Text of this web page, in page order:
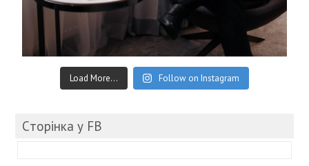
Load More... Follow on Instagram
Cторінка у FB